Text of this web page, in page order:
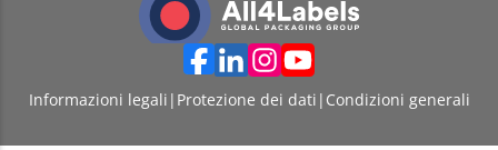
Informazioni legali | Protezione dei dati | Condizioni generali